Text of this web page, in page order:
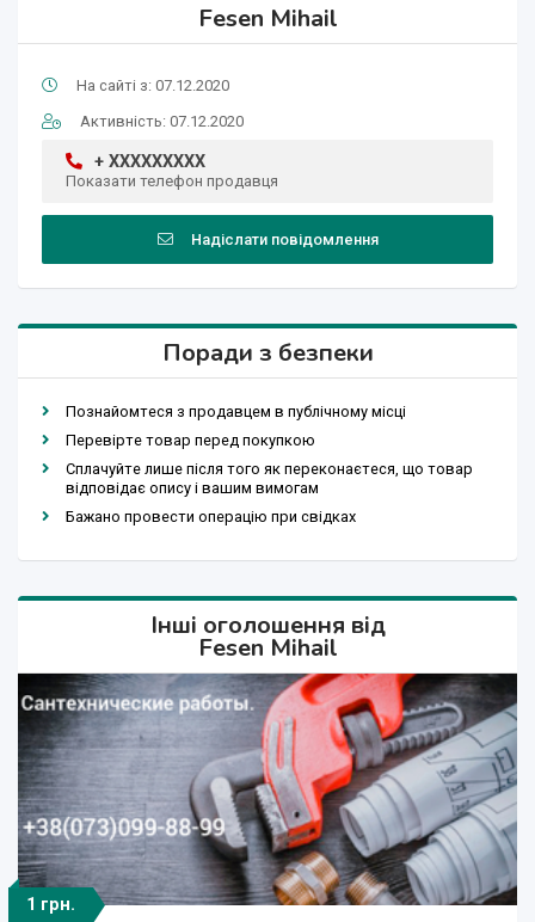
Fesen Mihail
На сайті з: 07.12.2020
Активність: 07.12.2020
+ XXXXXXXXX
Показати телефон продавця
Надіслати повідомлення
Поради з безпеки
Познайомтеся з продавцем в публічному місці
Перевірте товар перед покупкою
Сплачуйте лише після того як переконаєтеся, що товар
відповідає опису і вашим вимогам
Бажано провести операцію при свідках
Інші оголошення від
Fesen Mihail
19 300 €
1 грн.
1 грн.
1 грн. 1 $
660 000 грн.
666 000 грн.
19 300 €
1 грн.